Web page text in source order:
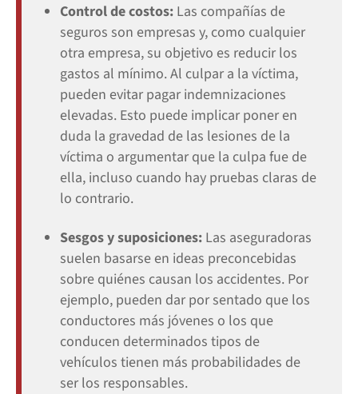
Control de costos: Las compañías de
seguros son empresas y, como cualquier
otra empresa, su objetivo es reducir los
gastos al mínimo. Al culpar a la víctima,
pueden evitar pagar indemnizaciones
elevadas. Esto puede implicar poner en
duda la gravedad de las lesiones de la
víctima o argumentar que la culpa fue de
ella, incluso cuando hay pruebas claras de
lo contrario.
Sesgos y suposiciones: Las aseguradoras
suelen basarse en ideas preconcebidas
sobre quiénes causan los accidentes. Por
ejemplo, pueden dar por sentado que los
conductores más jóvenes o los que
conducen determinados tipos de
vehículos tienen más probabilidades de
ser los responsables.